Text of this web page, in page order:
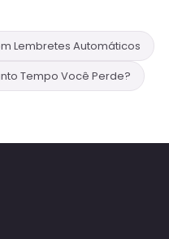
Lembretes Automáticos
Tempo Você Perde?